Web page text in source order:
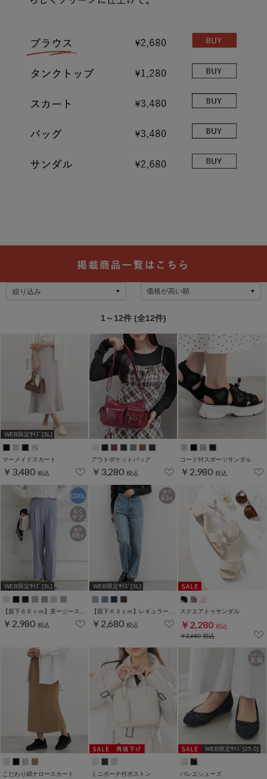
絞り込み
1～12件 (全12件)
WEB限定ｻｲｽﾞ[3L]
マーメイドスカート
￥3,480 税込
アウトポケットバッグ
￥3,280 税込
コード付スポーツサンダル
￥2,980 税込
WEB限定ｻｲｽﾞ[3L]
￥2,980 税込
WEB限定ｻｲｽﾞ[3L]
￥2,680 税込
スクエアトゥサンダル
￥2,280 税込
￥2,680税込
こだわり綿ナロースカート ミニポーチ付ボストン
WEB限定ｻｲｽﾞ[25.0]
バレエシューズ